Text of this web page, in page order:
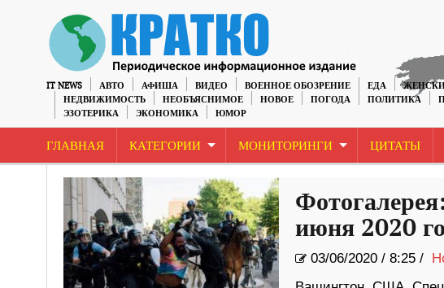
IT NEWS АВТО АФИША ВИДЕО ВОЕННОЕ ОБОЗРЕНИЕ ЕДА
НЕДВИЖИМОСТЬ
НЕОБЪЯСНИМОЕ НОВОЕ ПОГОДА ПОЛИТИКА
ЭЗОТЕРИКА
ЭКОНОМИКА ЮМОР
ГЛАВНАЯ КАТЕГОРИИ МОНИТОРИНГИ ЦИТАТЫ
июня 2020
03/06/2020/ 8:25 /